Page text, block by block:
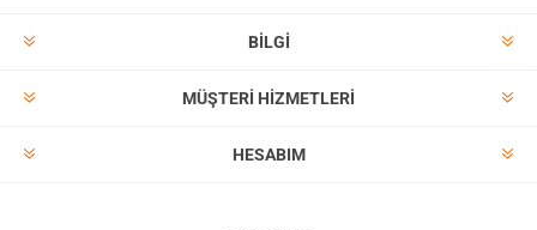
BILGI
MÜŞTERI HIZMETLERI
HESABIM